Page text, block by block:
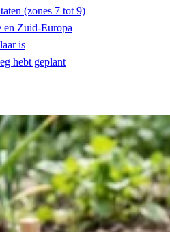
(zones 7 tot 9)
en Zuid-Europa
is
hebt geplant